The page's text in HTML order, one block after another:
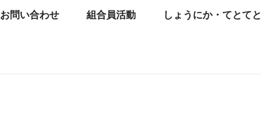
お問い合わせ 組合員活動 しょうにか・てとてと